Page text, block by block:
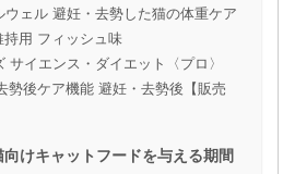
ウェル 避妊・去勢した猫の体重ケア
持用 フィッシュ味
サイエンス・ダイエット〈プロ〉
勢後ケア機能 避妊・去勢後【販売
けキャットフードを与える期間